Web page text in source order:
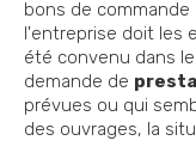
bons de
l'entreprise doit les
été convenu dans
demande de
prévues ou qui
des ouvrages, la